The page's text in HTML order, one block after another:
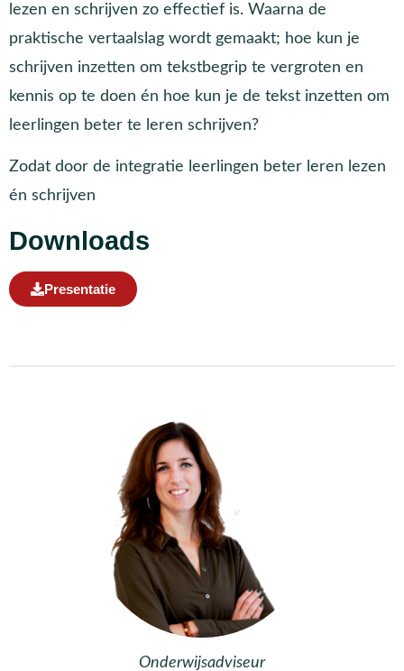
lezen en schrijven zo effectief is. Waarna de
praktische vertaalslag wordt gemaakt; hoe kun je
schrijven inzetten om tekstbegrip te vergroten en
kennis op te doen én hoe kun je de tekst inzetten om
leerlingen beter te leren schrijven?
Zodat door de integratie leerlingen beter leren lezen
én schrijven
Downloads
Presentatie
Onderwijsadviseur